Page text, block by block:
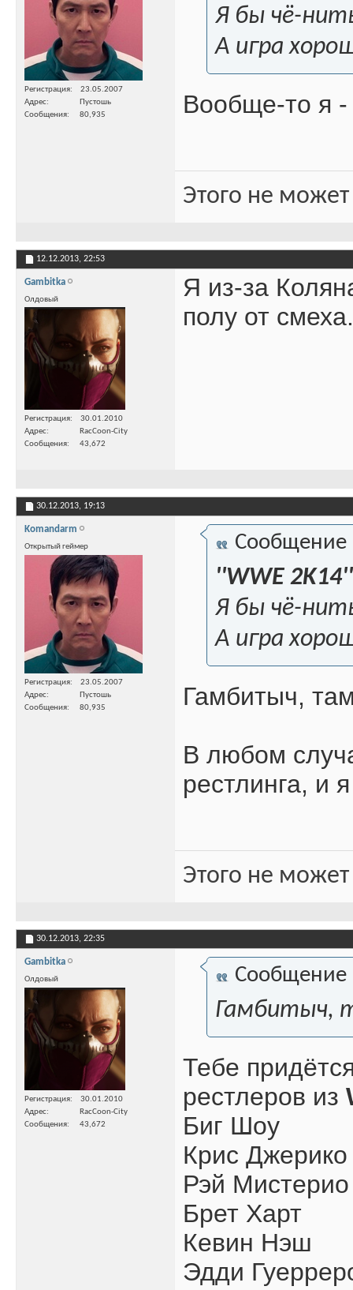
Регистрация
23.05.2007
Адрес
Пустошь
Сообщения
80,935
Я бы чё-
А игра
Вообще-то я
Этого не
12.12.2013, 22:53
Gambitka
Олдовый
Регистрация
30.01.2010
Адрес
RacCoon-City
Сообщения
43,672
Я из-за
полу от
30.12.2013, 19:13
Komandarm
Открытый геймер
Регистрация
23.05.2007
Адрес
Пустошь
Сообщения
80,935
Сообщение
''WWE 2K14''
Я бы чё-
А игра
Гамбитыч,
В любом
рестлинга, и
Этого не
30.12.2013, 22:35
Gambitka
Олдовый
Регистрация
30.01.2010
Адрес
RacCoon-City
Сообщения
43,672
Сообщение
Гамбитыч,
Тебе
рестлеров из
Биг Шоу
Крис Джерико
Рэй Мистерио
Брет Харт
Кевин Нэш
Эдди